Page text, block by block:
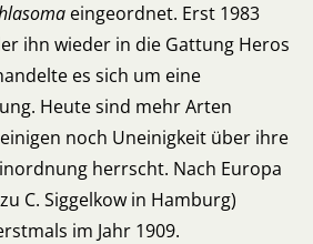
eingeordnet. Erst 1983
ihn wieder in die Gattung Heros
es sich um eine
Heute sind mehr Arten
noch Uneinigkeit über ihre
herrscht. Nach Europa
C. Siggelkow in Hamburg)
im Jahr 1909.